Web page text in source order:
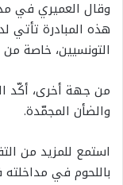
وقال العميري في
هذه المبادرة تأتي
التونسيين، خاصة
من جهة أخرى، أكّد
والضأن المجمّدة.
استمع للمزيد من
باللحوم في